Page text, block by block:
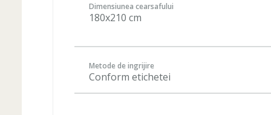
Dimensiunea cearsafului
180x210 cm
Metode de ingrijire
Conform etichetei